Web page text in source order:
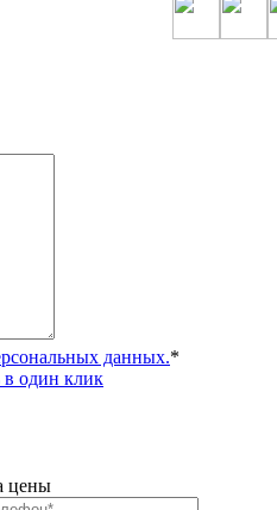
данных.*
в один клик
цены